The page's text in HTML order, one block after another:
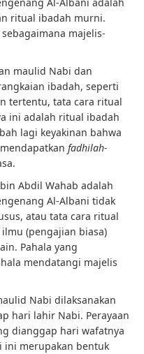
ritual ibadah murni.
majelis-
maulid Nabi dan
ibadah, seperti
tertentu, tata cara ritual
ini adalah ritual ibadah
lagi keyakinan bahwa
fadhilah-
Abdil Wahab adalah
Al-Albani tidak
atau tata cara ritual
(pengajian biasa)
Pahala yang
mendatangi majelis
Nabi dilaksanakan
hari lahir Nabi. Perayaan
dianggap hari wafatnya
ini merupakan bentuk